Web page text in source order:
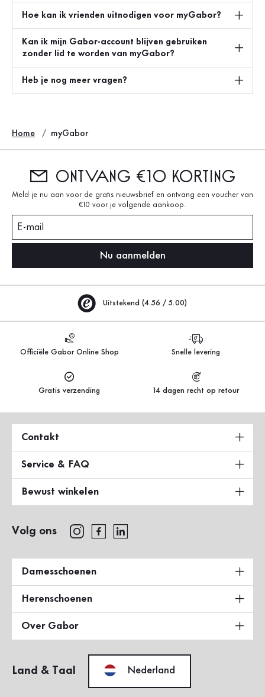
Hoe kan ik vrienden uitnodigen voor myGabor?
Kan ik mijn Gabor-account blijven gebruiken
zonder lid te worden van myGabor?
Heb je nog meer vragen?
Home myGabor
Ontvang €10 korting
Meld je nu aan voor de gratis nieuwsbrief en ontvang een voucher van
€10 voor je volgende aankoop.
Nu aanmelden
Uitstekend (4.56 / 5.00)
Officiële Gabor Online Shop Snelle levering
Gratis verzending 14 dagen recht op retour
Contakt
Service & FAQ
Bewust winkelen
Volg ons
Damesschoenen
Herenschoenen
Over Gabor
Land & Taal Nederland